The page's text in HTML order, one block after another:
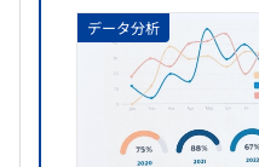
データ分析